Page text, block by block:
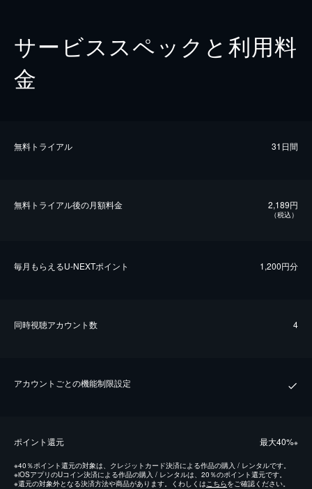
サービススペックと利用料
金
無料トライアル 31日間
無料トライアル後の⽉額料金 2,189円
（税込）
毎⽉もらえるU-NEXTポイント 1,200円分
同時視聴アカウント数 4
アカウントごとの機能制限設定
ポイント還元 最⼤40%※
※40％ポイント還元の対象は、クレジットカード決済による作品の購入 / レンタルです。
※iOSアプリのUコイン決済による作品の購入 / レンタルは、20％のポイント還元です。
※還元の対象外となる決済方法や商品があります。くわしくは こちらをご確認ください。